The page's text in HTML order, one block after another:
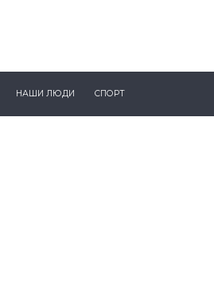
НАШИ ЛЮДИ СПОРТ